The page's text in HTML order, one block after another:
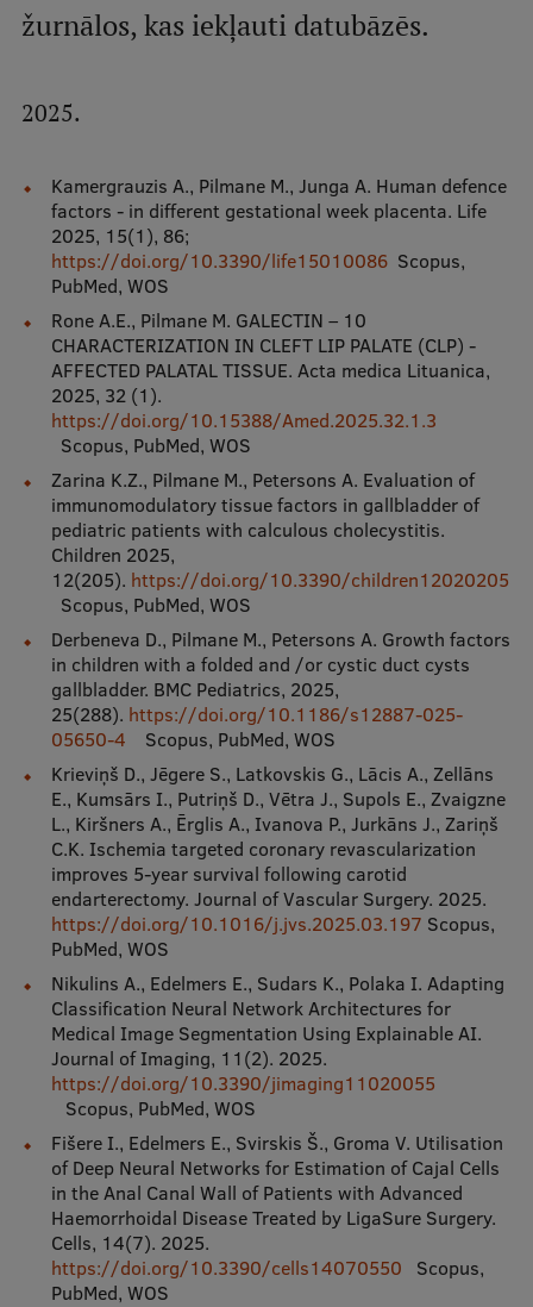
Mobile
izvēlne
Maģistra studiju programmas
Doktorantūra
Rezidentūra
Uzņemšana
Praktiska informācija
Par RSU
Studentu dzīve
Studiju norises vietas
Fakultātes
Mūsu cilvēki
Stratēģija
Struktūra
Vēsture un tradīcijas
Identitāte
RSU fonds
Aula
Muzeji un ekspozīcijas
Ģerbonis
Projekti
Reitingi
Virtuālā tūre
Ilgtspējīga attīstība
žurnālos, kas iekļauti datubāzēs.
2025.
Kamergrauzis A., Pilmane M., Junga A. Human defence
factors - in different gestational week placenta. Life
2025, 15(1), 86;
https://doi.org/10.3390/life15010086Scopus,
PubMed, WOS
Rone A.E., Pilmane M. GALECTIN – 10
CHARACTERIZATION IN CLEFT LIP PALATE (CLP) -
AFFECTED PALATAL TISSUE. Acta medica Lituanica,
2025, 32 (1).
https://doi.org/10.15388/Amed.2025.32.1.3
Scopus, PubMed, WOS
Zarina K.Z., Pilmane M., Petersons A. Evaluation of
immunomodulatory tissue factors in gallbladder of
pediatric patients with calculous cholecystitis.
Children 2025,
12(205). https://doi.org/10.3390/children12020205
Scopus, PubMed, WOS
Derbeneva D., Pilmane M., Petersons A. Growth factors
in children with a folded and /or cystic duct cysts
gallbladder. BMC Pediatrics, 2025,
25(288). https://doi.org/10.1186/s12887-025-
05650-4 Scopus, PubMed, WOS
Krieviņš D., Jēgere S., Latkovskis G., Lācis A., Zellāns
E., Kumsārs I., Putriņš D., Vētra J., Supols E., Zvaigzne
L., Kiršners A., Ērglis A., Ivanova P., Jurkāns J., Zariņš
C.K. Ischemia targeted coronary revascularization
improves 5-year survival following carotid
endarterectomy. Journal of Vascular Surgery. 2025.
https://doi.org/10.1016/j.jvs.2025.03.197 Scopus,
PubMed, WOS
Nikulins A., Edelmers E., Sudars K., Polaka I. Adapting
Classification Neural Network Architectures for
Medical Image Segmentation Using Explainable AI.
Journal of Imaging, 11(2). 2025.
https://doi.org/10.3390/jimaging11020055
Scopus, PubMed, WOS
Fišere I., Edelmers E., Svirskis Š., Groma V. Utilisation
of Deep Neural Networks for Estimation of Cajal Cells
in the Anal Canal Wall of Patients with Advanced
Haemorrhoidal Disease Treated by LigaSure Surgery.
Cells, 14(7). 2025.
https://doi.org/10.3390/cells14070550 Scopus,
PubMed, WOS